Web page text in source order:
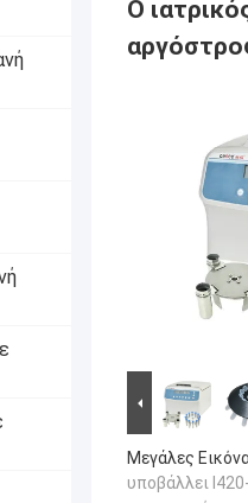
Ο
Μεγάλες
υποβάλλει